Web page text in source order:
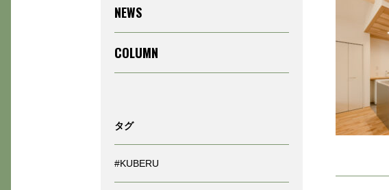
NEWS
COLUMN
タグ
#KUBERU